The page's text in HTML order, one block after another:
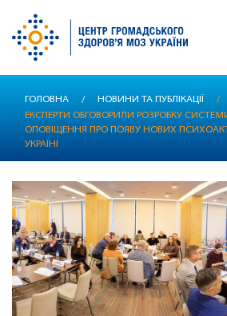
вмісту
ГОЛОВНА / НОВИНИ ТА ПУБЛІКАЦІЇ
/
ЕКСПЕРТИ ОБГОВОРИЛИ РОЗРОБКУ
ОПОВІЩЕННЯ ПРО ПОЯВУ НОВИХ
УКРАЇНІ